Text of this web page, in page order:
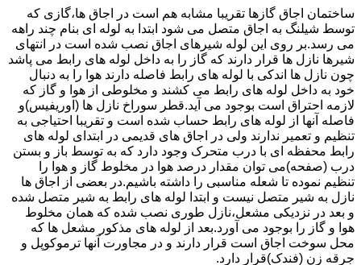
ساختمان اجاق گازها تقریبا مشابه هم است در اجاق ها،گازی که
توسط شیلنگ به اجاق متصل می شود ابتدا به لوله ای بنام چند راهه
می رسد.بر روی این لوله شیرهای اجاق نصب شده است در انتهای
شیرها نازل ها قرار دارند که گاز را به داخل لوله های رابط می پاشد
چون نازل ها اندکی با لوله های رابط فاصله دارند هوا را به دنبال
خود به داخل لوله های رابط می کشند و مخلوطی از هوا و گاز که
لازمه احتراق است بوجود می آید.قطر سوراخ نازل ها (اوریفیس)و
فاصله آنها از لوله های رابط حساب شده است و تقریبا احتیاجی به
تنظیم و تعمیر ندارند ولی در اجاق های قدیمی در ابتدای لوله های
رابط محفظه ای با درب متحرک وجود دارد که به توسط باز و بستن
درب (صفحه)می توان مقدار درصد هوا در مخلوط گاز و هوا را
تنظیم نموده تا شعله مناسبی را داشته باشیم.در بعضی از اجاق ها
نازل به شیر متصل نیست و ابتدا لوله های رابط به شیر متصل شده
و بعد در نزدیکی مشعل،نازل طوری نصب شده که همان مخلوط
هوا و گاز را بوجود می آورد.بعد از لوله های مذکور مشعل ها که
محل سوخت اجاق است قرار دارند و در مجاورت آنها ترموکوپل و
جرقه زن (فندک)قرار دارد.